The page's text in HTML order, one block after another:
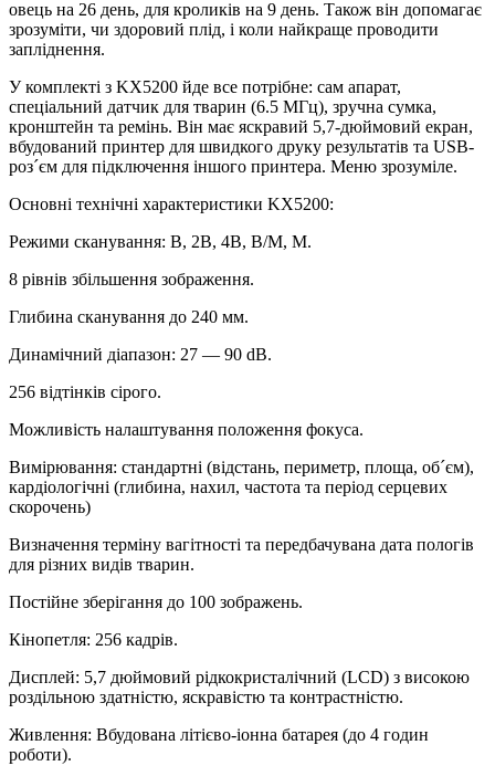
овець на 26 день, для кроликів на 9 день. Також він допомагає
зрозуміти, чи здоровий плід, і коли найкраще проводити
запліднення.
У комплекті з KX5200 йде все потрібне: сам апарат,
спеціальний датчик для тварин (6.5 МГц), зручна сумка,
кронштейн та ремінь. Він має яскравий 5,7-дюймовий екран,
вбудований принтер для швидкого друку результатів та USB-
роз´єм для підключення іншого принтера. Меню зрозуміле.
Основні технічні характеристики KX5200:
Режими сканування: B, 2B, 4B, B/M, M.
8 рівнів збільшення зображення.
Глибина сканування до 240 мм.
Динамічний діапазон: 27 — 90 dB.
256 відтінків сірого.
Можливість налаштування положення фокуса.
Вимірювання: стандартні (відстань, периметр, площа, об´єм),
кардіологічні (глибина, нахил, частота та період серцевих
скорочень)
Визначення терміну вагітності та передбачувана дата пологів
для різних видів тварин.
Постійне зберігання до 100 зображень.
Кінопетля: 256 кадрів.
Дисплей: 5,7 дюймовий рідкокристалічний (LCD) з високою
роздільною здатністю, яскравістю та контрастністю.
Живлення: Вбудована літієво-іонна батарея (до 4 годин
роботи).